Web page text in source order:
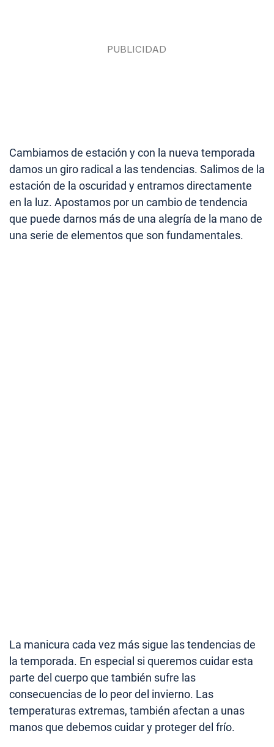
Cambiamos de estación y con la nueva temporada
damos un giro radical a las tendencias. Salimos de la
estación de la oscuridad y entramos directamente
en la luz. Apostamos por un cambio de tendencia
que puede darnos más de una alegría de la mano de
una serie de elementos que son fundamentales.
La manicura cada vez más sigue las tendencias de
la temporada. En especial si queremos cuidar esta
parte del cuerpo que también sufre las
consecuencias de lo peor del invierno. Las
temperaturas extremas, también afectan a unas
manos que debemos cuidar y proteger del frío.